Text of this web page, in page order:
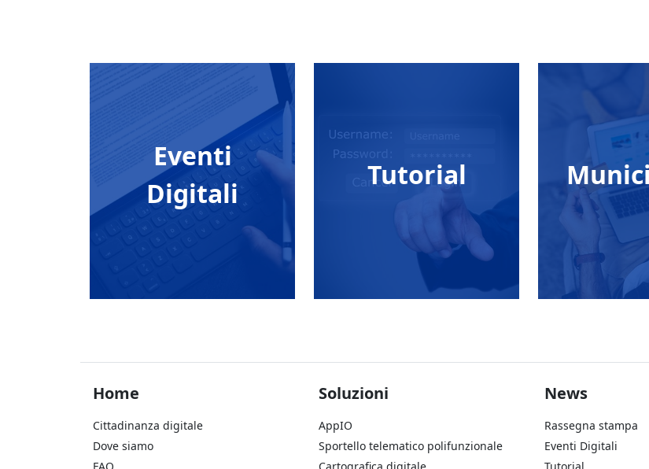
Eventi
Digitali
Tutorial
Footer Home
Home
Cittadinanza digitale
Dove siamo
FAQ
Footer Soluzioni
Soluzioni
AppIO
Sportello telematico polifunzionale
Cartografica digitale
Footer
News
Rassegna stampa
Eventi Digitali
Tutorial